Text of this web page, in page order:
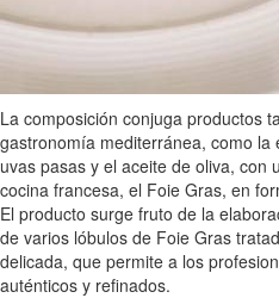
La composición conjuga productos
gastronomía mediterránea, como la
uvas pasas y el aceite de oliva, con
cocina francesa, el Foie Gras, en
El producto surge fruto de la
de varios lóbulos de Foie Gras
delicada, que permite a los
auténticos y refinados.